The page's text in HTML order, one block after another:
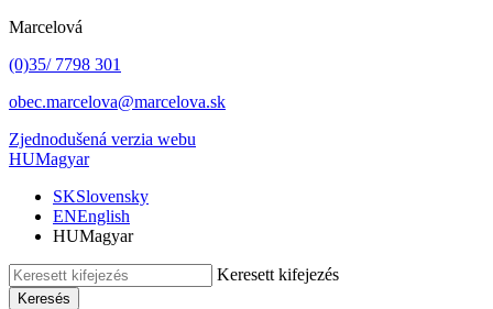
Marcelová
(0)35/ 7798 301
obec.marcelova@marcelova.sk
Zjednodušená verzia webu
HUMagyar
SKSlovensky
ENEnglish
HUMagyar
Keresett kifejezés
Keresés